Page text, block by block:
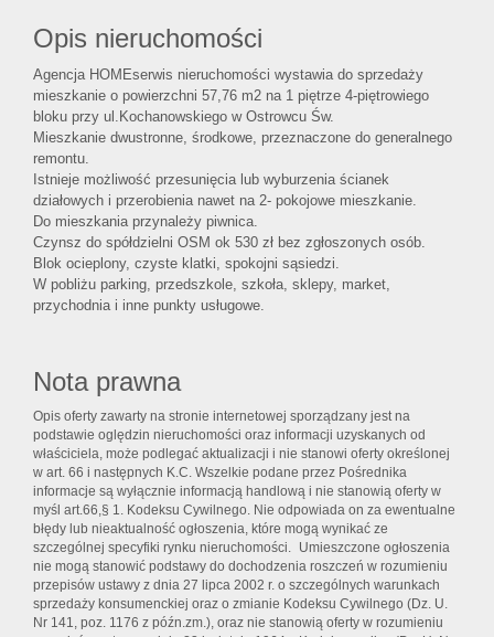
Rodo
Opis nieruchomości
Agencja HOMEserwis nieruchomości wystawia do sprzedaży
mieszkanie o powierzchni 57,76 m2 na 1 piętrze 4-piętrowiego
bloku przy ul.Kochanowskiego w Ostrowcu Św.
Mieszkanie dwustronne, środkowe, przeznaczone do generalnego
remontu.
Istnieje możliwość przesunięcia lub wyburzenia ścianek
działowych i przerobienia nawet na 2- pokojowe mieszkanie.
Do mieszkania przynależy piwnica.
Czynsz do spółdzielni OSM ok 530 zł bez zgłoszonych osób.
Blok ocieplony, czyste klatki, spokojni sąsiedzi.
W pobliżu parking, przedszkole, szkoła, sklepy, market,
przychodnia i inne punkty usługowe.
Nota prawna
Opis oferty zawarty na stronie internetowej sporządzany jest na
podstawie oględzin nieruchomości oraz informacji uzyskanych od
właściciela, może podlegać aktualizacji i nie stanowi oferty określonej
w art. 66 i następnych K.C. Wszelkie podane przez Pośrednika
informacje są wyłącznie informacją handlową i nie stanowią oferty w
myśl art.66,§ 1. Kodeksu Cywilnego. Nie odpowiada on za ewentualne
błędy lub nieaktualność ogłoszenia, które mogą wynikać ze
szczególnej specyfiki rynku nieruchomości. Umieszczone ogłoszenia
nie mogą stanowić podstawy do dochodzenia roszczeń w rozumieniu
przepisów ustawy z dnia 27 lipca 2002 r. o szczególnych warunkach
sprzedaży konsumenckiej oraz o zmianie Kodeksu Cywilnego (Dz. U.
Nr 141, poz. 1176 z późn.zm.), oraz nie stanowią oferty w rozumieniu